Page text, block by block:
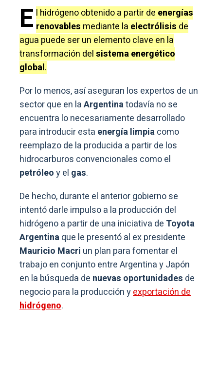
E l hidrógeno obtenido a partir de energías
renovables mediante la electrólisis de
agua puede ser un elemento clave en la
transformación delsistema energético
global.
Por lo menos, así aseguran los expertos de un
sector que en laArgentinatodavía no se
encuentra lo necesariamente desarrollado
para introducir esta energía limpiacomo
reemplazo de la producida a partir de los
hidrocarburos convencionales como el
petróleoy el gas.
De hecho, durante el anterior gobierno se
intentó darle impulso a la producción del
hidrógeno a partir de una iniciativa de Toyota
Argentinaque le presentó al ex presidente
Mauricio Macri un plan para fomentar el
trabajo en conjunto entre Argentina y Japón
en la búsqueda de nuevas oportunidades de
negocio para la producción yexportación de
hidrógeno.